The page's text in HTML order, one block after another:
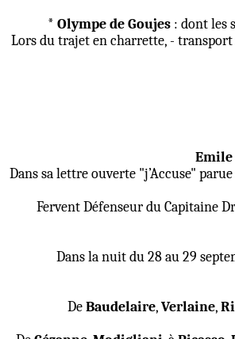
* Olympe de Goujes : dont les
Lors du trajet en charrette, -
Emile
Dans sa lettre ouverte "j’Accuse"
Fervent Défenseur du Capitaine
Dans la nuit du 28 au 29
DeBaudelaire,Verlaine,